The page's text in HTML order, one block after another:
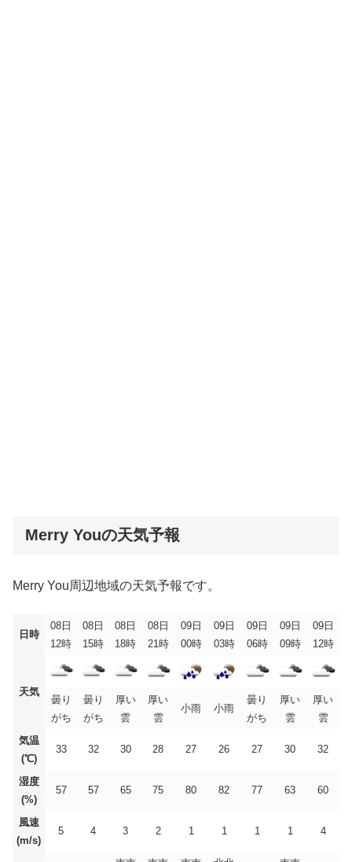
Merry Youの天気予報
Merry You周辺地域の天気予報です。
日時
08日
12時
08日
15時
08日
18時
08日
21時
09日
00時
09日
03時
09日
06時
09日
09時
09日
12時
天気
曇り
がち
曇り
がち
厚い
雲
厚い
雲
小雨 小雨
曇り
がち
厚い
雲
厚い
雲
気温
(℃)
33 32 30 28 27 26 27 30 32
湿度
(%)
57 57 65 75 80 82 77 63 60
風速
(m/s)
5 4 3 2 1 1 1 1 4